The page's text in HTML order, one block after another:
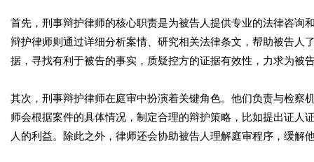
首先，刑事辩护律师的核心职责是为被告人提供专业的法律咨询
辩护律师则通过详细分析案情、研究相关法律条文，帮助被告人
据，寻找有利于被告的事实，质疑控方的证据有效性，力求为被
其次，刑事辩护律师在庭审中扮演着关键角色。他们负责与检察
师会根据案件的具体情况，制定合理的辩护策略，比如提出证
人的利益。除此之外，律师还会协助被告人理解庭审程序，缓解